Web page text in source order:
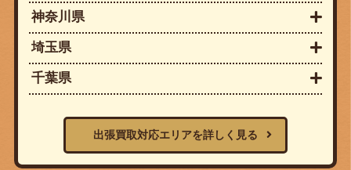
神奈川県
埼玉県
千葉県
出張買取対応エリアを詳しく見る